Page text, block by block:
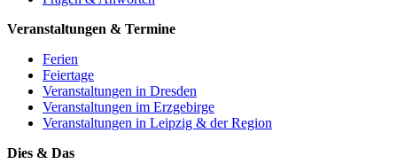
Veranstaltungen & Termine
Ferien
Feiertage
Veranstaltungen in Dresden
Veranstaltungen im Erzgebirge
Veranstaltungen in Leipzig & der Region
Dies & Das